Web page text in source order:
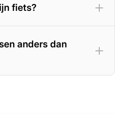
fiets?
anders dan